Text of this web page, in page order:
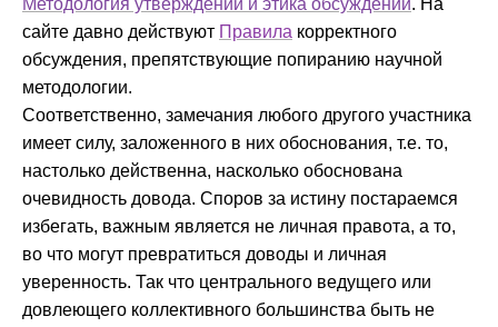
Методология утверждений и этика обсуждений. На
сайте давно действуют Правила корректного
обсуждения, препятствующие попиранию научной
методологии.
Соответственно, замечания любого другого участника
имеет силу, заложенного в них обоснования, т.е. то,
настолько действенна, насколько обоснована
очевидность довода. Споров за истину постараемся
избегать, важным является не личная правота, а то,
во что могут превратиться доводы и личная
уверенность. Так что центрального ведущего или
довлеющего коллективного большинства быть не